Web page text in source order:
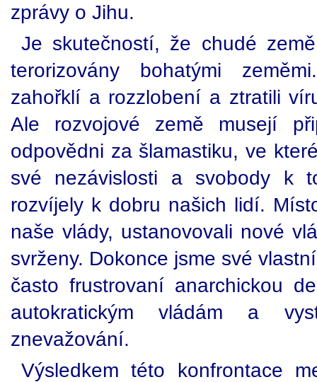
zprávy o Jihu.
Je skutečností, že chudé
terorizovány bohatými
zahořklí a rozzlobení a ztratili
Ale rozvojové země musejí
odpovědni za šlamastiku, ve
své nezávislosti a svobody k
rozvíjely k dobru našich lidí.
naše vlády, ustanovovali nové
svrženy. Dokonce jsme své
často frustrovaní anarchickou
autokratickým vládám a
znevažování.
Výsledkem této konfrontace